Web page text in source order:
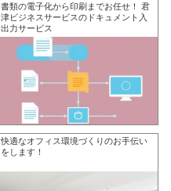
書類の電子化から印刷までお任せ！ 君
津ビジネスサービスのドキュメント入
出力サービス
快適なオフィス環境づくりのお手伝い
をします！